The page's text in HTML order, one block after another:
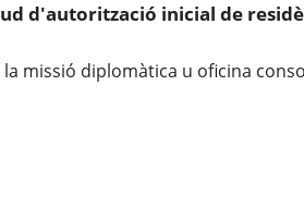
d'autorització inicial de
la missió diplomàtica u oficina